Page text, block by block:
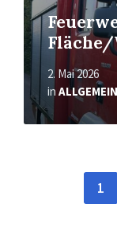
Fläche/
2. Mai 2026
in ALLGEMEIN
1